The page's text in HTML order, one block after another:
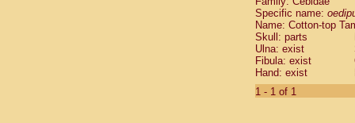
Cebidae
Cebidae
Cebidae
Cebidae
Cebidae
Cebidae
Cebidae
Specific name:
Name: Cotton-top
Skull: parts
Ulna: exist
Fibula: exist
Hand: exist
1 - 1 of 1